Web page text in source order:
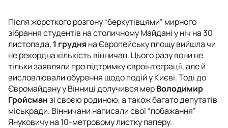
Після жорсткого розгону “беркутівцями” мирного
зібрання студентів на столичному Майдані у ніч на 30
листопада, 1 грудняна Європейську площу вийшла чи
не рекордна кількість вінничан. Цього разу вони не
тільки заявляли про підтримку євроінтеграції, але й
висловлювали обурення щодо подій у Києві. Тоді до
Євромайдану у Вінниці долучився мерВолодимир
Гройсманзі своєю родиною, а також багато депутатів
міськради. Вінничани написали свої “побажання”
Януковичу на 10-метровому листку паперу.